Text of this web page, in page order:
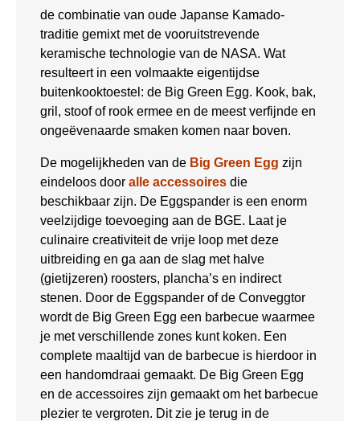
de combinatie van oude Japanse Kamado-
traditie gemixt met de vooruitstrevende
keramische technologie van de NASA. Wat
resulteert in een volmaakte eigentijdse
buitenkooktoestel: de Big Green Egg. Kook, bak,
gril, stoof of rook ermee en de meest verfijnde en
ongeëvenaarde smaken komen naar boven.
De mogelijkheden van de Big Green Egg zijn
eindeloos door alle accessoires die
beschikbaar zijn. De Eggspander is een enorm
veelzijdige toevoeging aan de BGE. Laat je
culinaire creativiteit de vrije loop met deze
uitbreiding en ga aan de slag met halve
(gietijzeren) roosters, plancha’s en indirect
stenen. Door de Eggspander of de Conveggtor
wordt de Big Green Egg een barbecue waarmee
je met verschillende zones kunt koken. Een
complete maaltijd van de barbecue is hierdoor in
een handomdraai gemaakt. De Big Green Egg
en de accessoires zijn gemaakt om het barbecue
plezier te vergroten. Dit zie je terug in de